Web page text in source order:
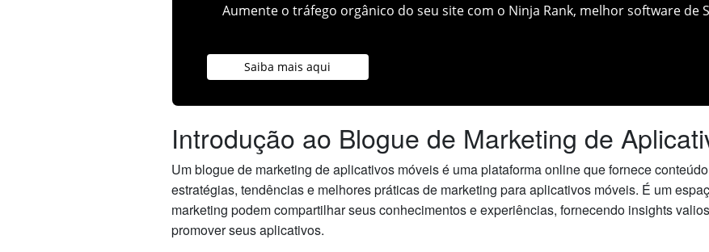
Aumente o tráfego orgânico do seu site com o Ninja Rank, melhor software de
Saiba mais aqui
Introdução ao Blogue de Marketing de
Um blogue de marketing de aplicativos móveis é uma plataforma online que fornece
estratégias, tendências e melhores práticas de marketing para aplicativos móveis. É um
marketing podem compartilhar seus conhecimentos e experiências, fornecendo insights
promover seus aplicativos.